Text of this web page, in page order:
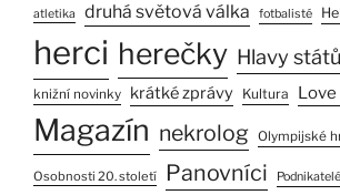
atletika druhá světová válka fotbalisté
herci herečky Hlavy států
knižní novinky krátké zprávy Kultura Love
Magazín nekrolog Olympijské
Osobnosti 20. století Panovníci Podnikatelé